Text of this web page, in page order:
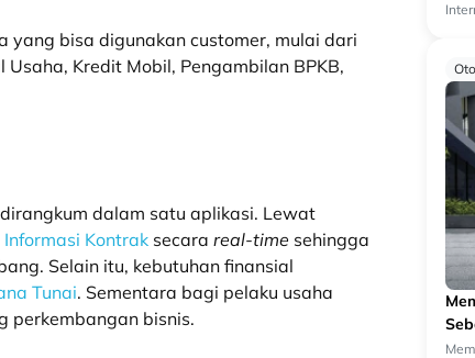
yang bisa digunakan customer, mulai dari
Kredit Mobil, Pengambilan BPKB,
dalam satu aplikasi. Lewat
Informasi Kontrak secara real-time sehingga
Selain itu, kebutuhan finansial
Tunai. Sementara bagi pelaku usaha
perkembangan bisnis.